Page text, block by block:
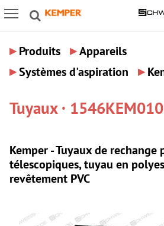
Icon Menu
▸ Produits ▸Appareils
▸Systèmes d'aspiration ▸
Tuyaux ·
Kemper - Tuyaux de rechange
télescopiques, tuyau en
revêtement PVC